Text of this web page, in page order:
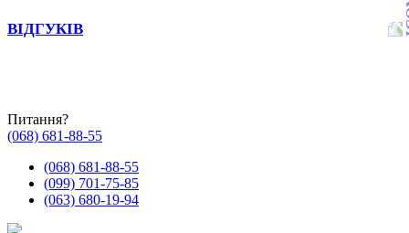
ВІДГУКІВ
Питання?
(068) 681-88-55
(068) 681-88-55
(099) 701-75-85
(063) 680-19-94